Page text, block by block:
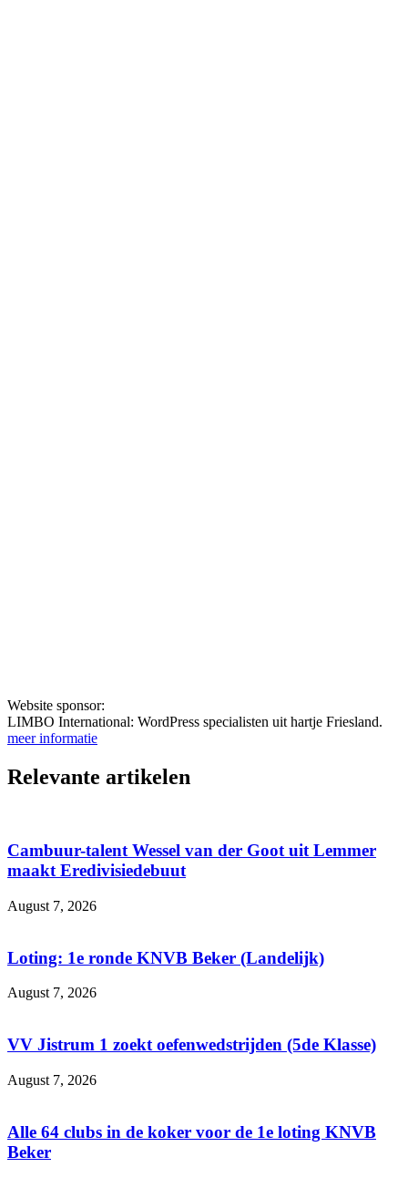
Website sponsor:
LIMBO International: WordPress specialisten uit hartje Friesland.
meer informatie
Relevante artikelen
Cambuur-talent Wessel van der Goot uit Lemmer
maakt Eredivisiedebuut
August 7, 2026
Loting: 1e ronde KNVB Beker (Landelijk)
August 7, 2026
VV Jistrum 1 zoekt oefenwedstrijden (5de Klasse)
August 7, 2026
Alle 64 clubs in de koker voor de 1e loting KNVB
Beker